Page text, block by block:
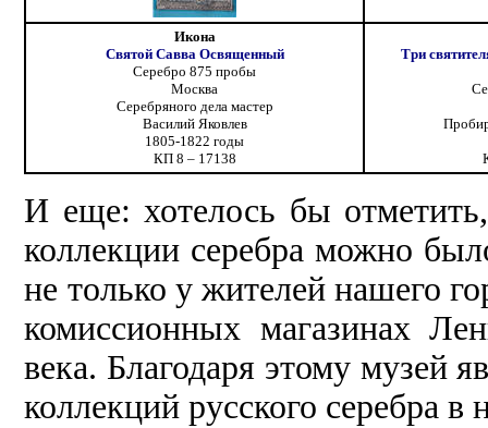
Икона
Святой Савва Освященный
Серебро 875 пробы
Москва
Серебряного дела мастер
Василий Яковлев
1805-1822 годы
КП 8 – 17138
Три
И еще: хотелось бы
коллекции серебра можно
не только у жителей нашего
комиссионных магазинах
века. Благодаря этому музей
коллекций русского серебра в